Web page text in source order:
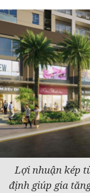
Lợi nhuận kép
định giúp gia